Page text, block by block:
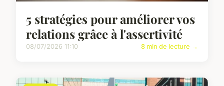
5 stratégies pour améliorer vos
relations grâce à l'assertivité
08/07/2026 11:10 8 min de lecture →